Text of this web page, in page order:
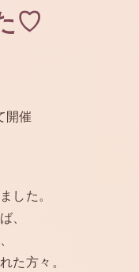
♡
開催
した。
、
た方々。